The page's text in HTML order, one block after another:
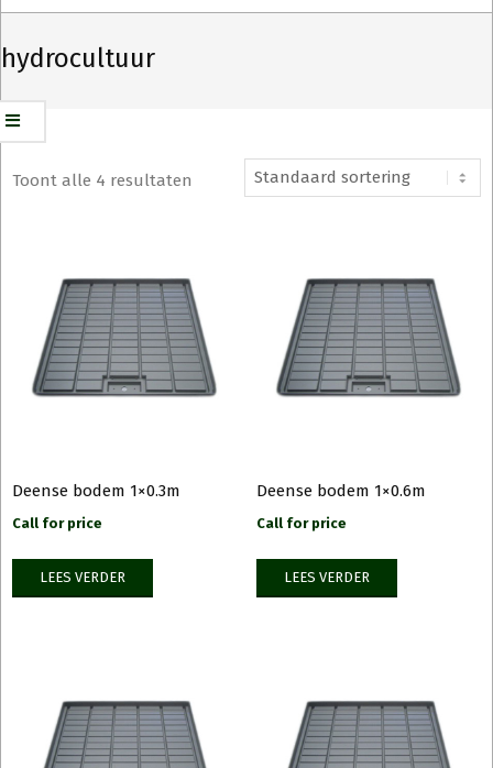
hydrocultuur
Toont alle 4 resultaten
Deense bodem 1×0.3m
Call for price
LEES VERDER
Deense bodem 1×0.6m
Call for price
LEES VERDER